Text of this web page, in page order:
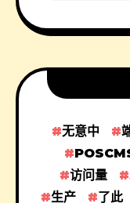
无意中
访问量
生产
了此